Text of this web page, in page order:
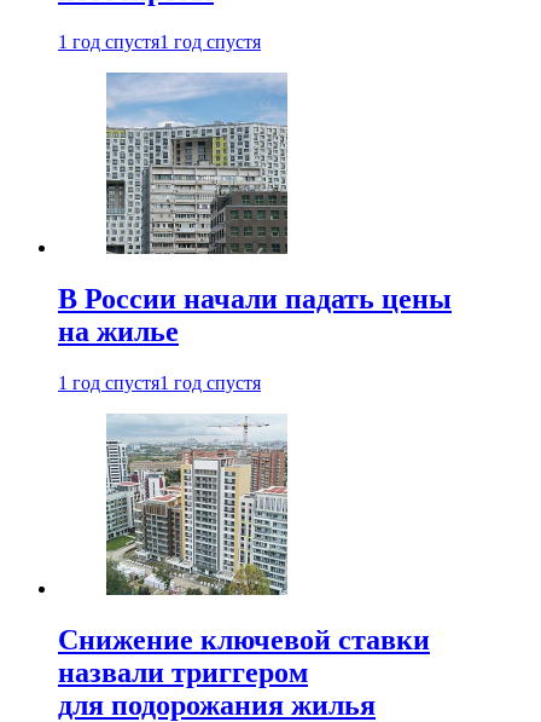
1 год спустя1 год спустя
В России начали падать цены
на жилье
1 год спустя1 год спустя
Снижение ключевой ставки
назвали триггером
для подорожания жилья